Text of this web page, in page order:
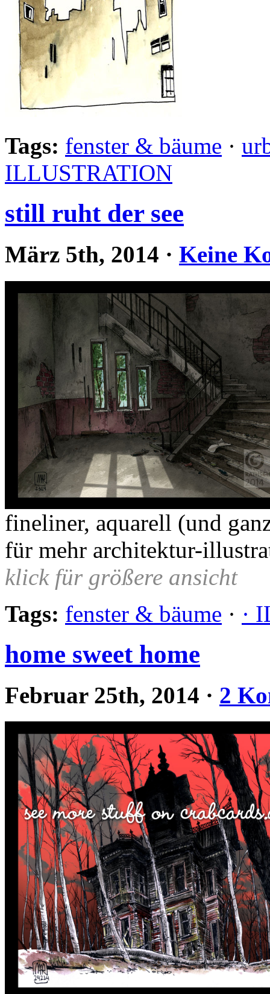
Tags: fenster & bäume ·
ILLUSTRATION
still ruht der see
März 5th, 2014 · Keine
fineliner, aquarell (und
für mehr architektur-
klick für größere ansicht
Tags: fenster & bäume · ·
home sweet home
Februar 25th, 2014 · 2